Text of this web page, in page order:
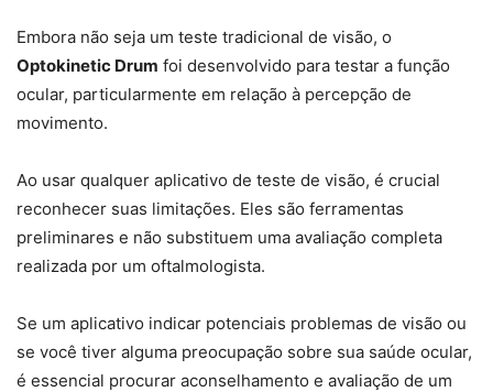
Embora não seja um teste tradicional de visão, o
Optokinetic Drum foi desenvolvido para testar a função
ocular, particularmente em relação à percepção de
movimento.
Ao usar qualquer aplicativo de teste de visão, é crucial
reconhecer suas limitações. Eles são ferramentas
preliminares e não substituem uma avaliação completa
realizada por um oftalmologista.
Se um aplicativo indicar potenciais problemas de visão ou
se você tiver alguma preocupação sobre sua saúde ocular,
é essencial procurar aconselhamento e avaliação de um